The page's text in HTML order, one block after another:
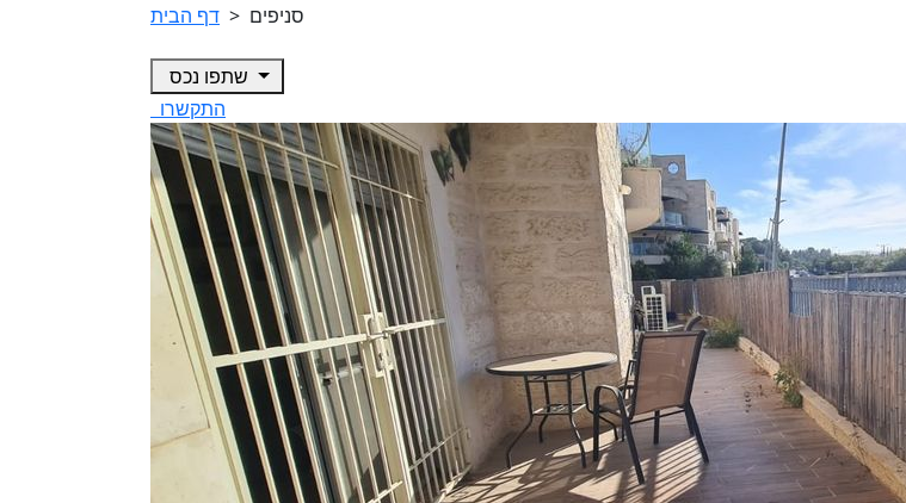
דף הבית > סניפים
התקשרו